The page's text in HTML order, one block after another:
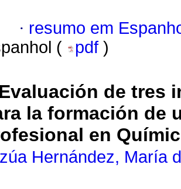
· resumo em
(
pdf )
Evaluación de tres
la formación de
en
Hernández, María